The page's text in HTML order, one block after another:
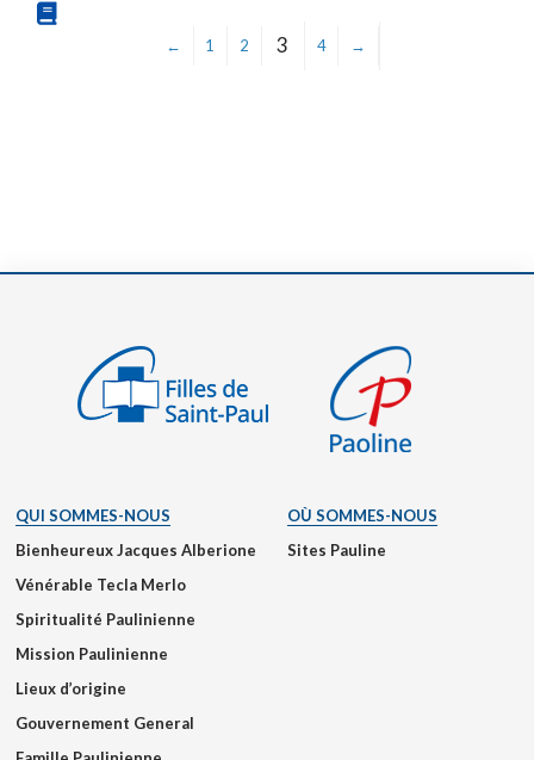
← 1 2 3 4 →
QUI SOMMES-NOUS
Bienheureux Jacques Alberione
Vénérable Tecla Merlo
Spiritualité Paulinienne
Mission Paulinienne
Lieux d’origine
Gouvernement General
OÙ SOMMES-NOUS
Sites Pauline